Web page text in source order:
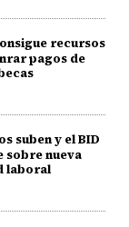
recursos
pagos de
suben y el BID
sobre nueva
laboral